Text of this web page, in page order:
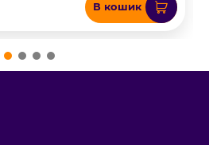
В кошик